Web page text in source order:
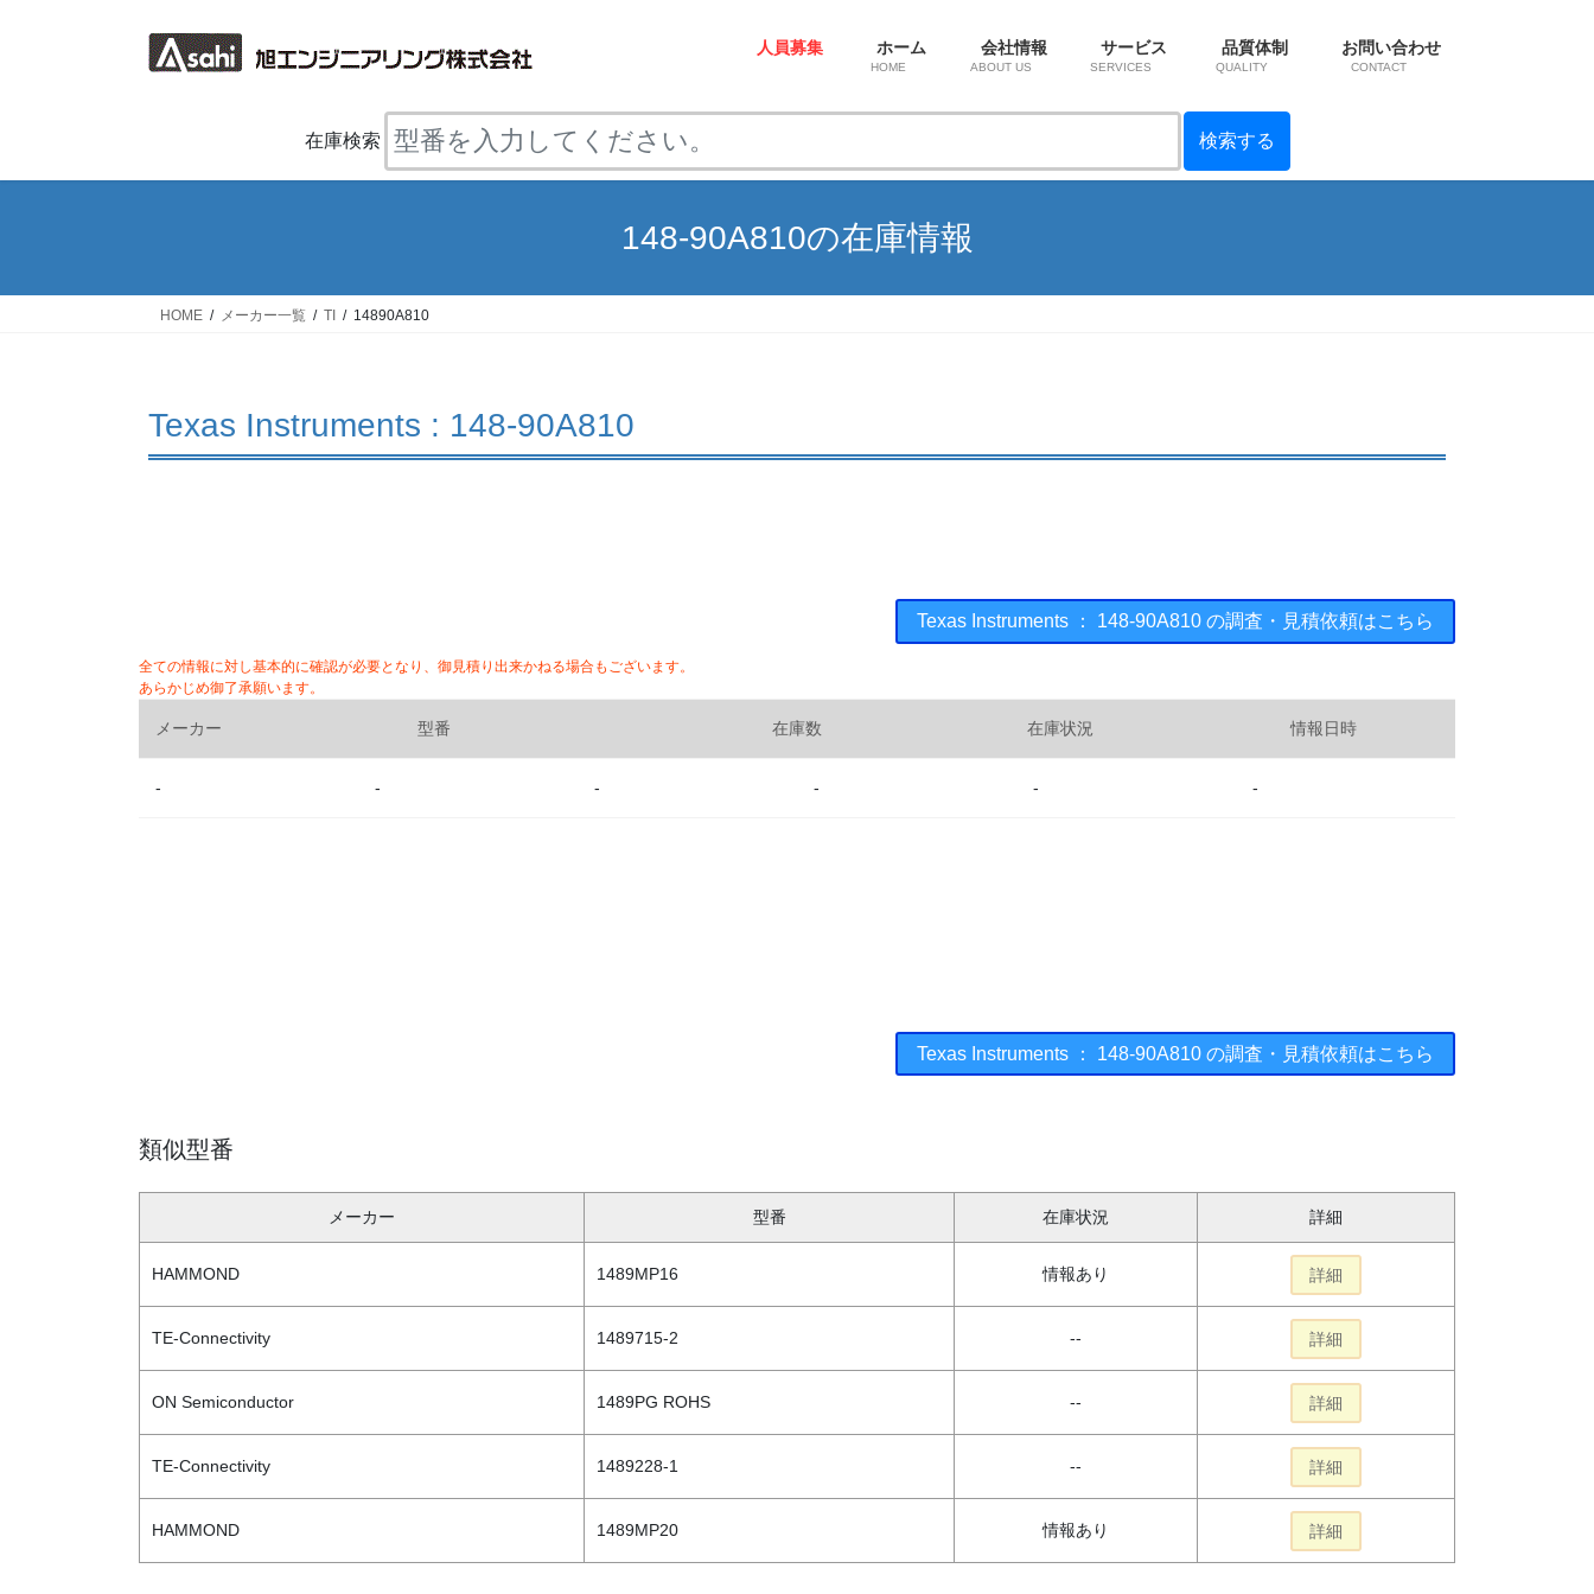
ス
ン
人員募集 ホーム
HOME
会社情報
ABOUT US
サービス
SERVICES
品質体制
QUALITY
お問い合わせ
CONTACT
在庫検索
148-90A810の在庫情報
HOME メーカー一覧 TI 14890A810
Texas Instruments : 148-90A810
Texas Instruments ： 148-90A810 の調査・見積依頼はこちら
全ての情報に対し基本的に確認が必要となり、御見積り出来かねる場合もございます。
あらかじめ御了承願います。
メーカー 型番 在庫数 在庫状況 情報日時
- - - - - -
Texas Instruments ： 148-90A810 の調査・見積依頼はこちら
類似型番
メーカー 型番 在庫状況 詳細
HAMMOND 1489MP16 情報あり 詳細
TE-Connectivity 1489715-2 -- 詳細
ON Semiconductor 1489PG ROHS -- 詳細
TE-Connectivity 1489228-1 -- 詳細
HAMMOND 1489MP20 情報あり 詳細